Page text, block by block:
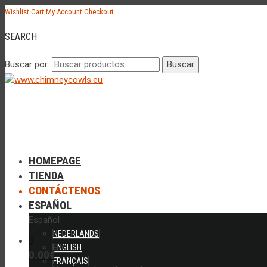
Wishlist Cart My Account Checkout
SEARCH
Buscar por: Buscar
HOMEPAGE
TIENDA
CONTÁCTENOS
ESPAÑOL
Español
NEDERLANDS
ENGLISH
FRANÇAIS
0.00€